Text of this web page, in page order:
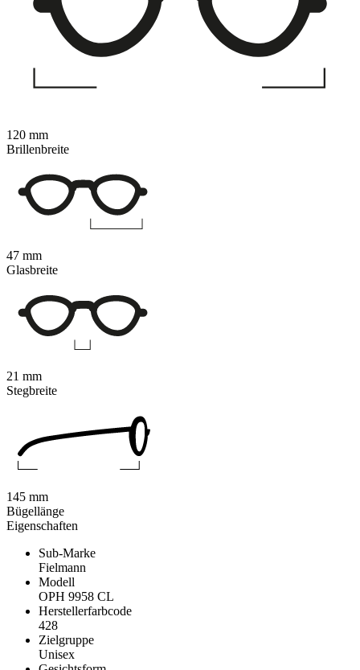
Eigenschaften
Sub-Marke
Fielmann
Modell
OPH 9958 CL
Herstellerfarbcode
428
Zielgruppe
Unisex
120 mm
Brillenbreite
47 mm
Glasbreite
21 mm
Stegbreite
145 mm
Bügellänge